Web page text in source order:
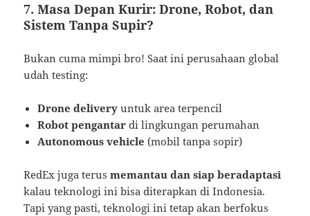
7. Masa Depan Kurir: Drone, Robot, dan
Sistem Tanpa Supir?
Bukan cuma mimpi bro! Saat ini perusahaan global
udah testing:
Drone delivery untuk area terpencil
Robot pengantar di lingkungan perumahan
Autonomous vehicle (mobil tanpa sopir)
RedEx juga terusmemantau dan siap beradaptasi
kalau teknologi ini bisa diterapkan di Indonesia.
Tapi yang pasti, teknologi ini tetap akan berfokus